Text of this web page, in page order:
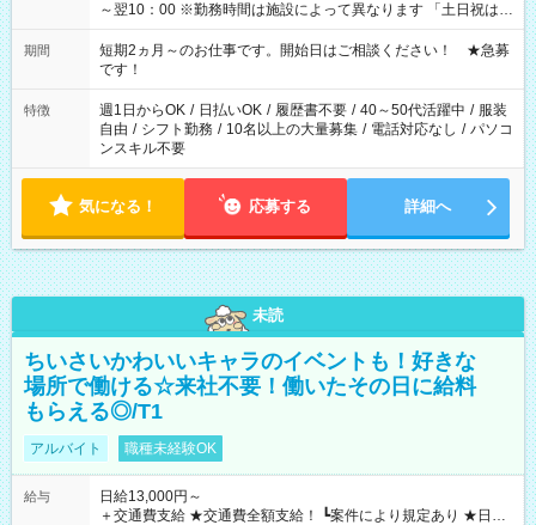
～翌10：00 ※勤務時間は施設によって異なります 「土日祝は休
みたい」 「しっかり稼ぎたい」 「もう少し遅い時間から始めた
い」など ご希望にあったお仕事をご案内いたします。 ※未経験
の方の場合は1～2ヶ月間は日中での仕事を経験いただき、 お
仕事に慣れてからの夜勤になります。 ★家庭の都合でお休みが
必要な場合も遠慮なくご相談ください。
期間
短期2ヵ月～のお仕事です。開始日はご相談ください！ ★急募
です！
特徴 週1日からOK / 日払いOK / 履歴書不要 / 40～50代活躍中 / 服装
自由 / シフト勤務 / 10名以上の大量募集 / 電話対応なし / パソコ
ンスキル不要
気になる！ 応募する 詳細へ
未読
ちいさいかわいいキャラのイベントも！好きな
場所で働ける☆来社不要！働いたその日に給料
もらえる◎/T1
アルバイト 職種未経験OK
給与
日給13,000円～
＋交通費支給 ★交通費全額支給！ ┗案件により規定あり ★日払